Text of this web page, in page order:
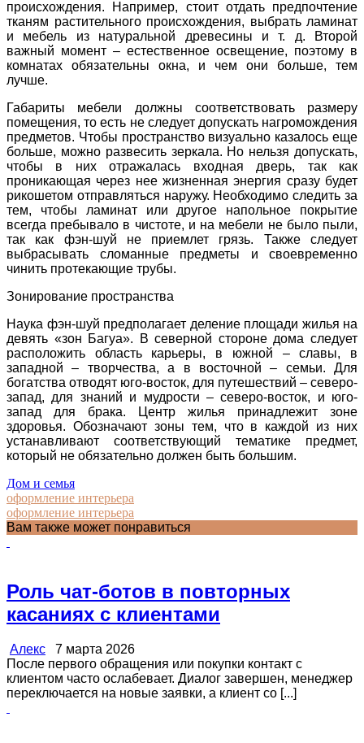
происхождения. Например, стоит отдать предпочтение
тканям растительного происхождения, выбрать ламинат
и мебель из натуральной древесины и т. д. Второй
важный момент – естественное освещение, поэтому в
комнатах обязательны окна, и чем они больше, тем
лучше.
Габариты мебели должны соответствовать размеру
помещения, то есть не следует допускать нагромождения
предметов. Чтобы пространство визуально казалось еще
больше, можно развесить зеркала. Но нельзя допускать,
чтобы в них отражалась входная дверь, так как
проникающая через нее жизненная энергия сразу будет
рикошетом отправляться наружу. Необходимо следить за
тем, чтобы ламинат или другое напольное покрытие
всегда пребывало в чистоте, и на мебели не было пыли,
так как фэн-шуй не приемлет грязь. Также следует
выбрасывать сломанные предметы и своевременно
чинить протекающие трубы.
Зонирование пространства
Наука фэн-шуй предполагает деление площади жилья на
девять «зон Багуа». В северной стороне дома следует
расположить область карьеры, в южной – славы, в
западной – творчества, а в восточной – семьи. Для
богатства отводят юго-восток, для путешествий – северо-
запад, для знаний и мудрости – северо-восток, и юго-
запад для брака. Центр жилья принадлежит зоне
здоровья. Обозначают зоны тем, что в каждой из них
устанавливают соответствующий тематике предмет,
который не обязательно должен быть большим.
Дом и семья
оформление интерьера
оформление интерьера
Вам также может понравиться
Роль чат-ботов в повторных
касаниях с клиентами
Алекс 7 марта 2026
После первого обращения или покупки контакт с
клиентом часто ослабевает. Диалог завершен, менеджер
переключается на новые заявки, а клиент со [...]